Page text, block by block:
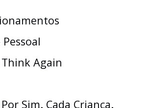
Again
Sim. Cada Criança.